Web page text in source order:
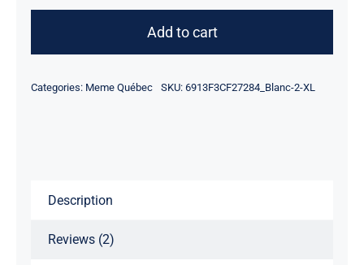
noire
Add to cart
Categories: Meme Québec SKU: 6913F3CF27284_Blanc-2-XL
Description
Reviews (2)